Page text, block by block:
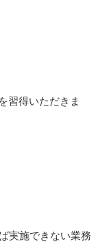
習得いただきま
実施できない業務